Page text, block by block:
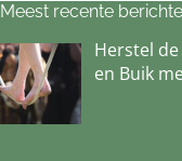
Meest recente
Herstel
en Buik